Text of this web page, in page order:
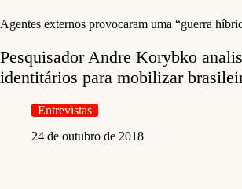
Agentes externos provocaram uma “guerra
Pesquisador Andre Korybko
identitários para mobilizar
Entrevistas
24 de outubro de 2018